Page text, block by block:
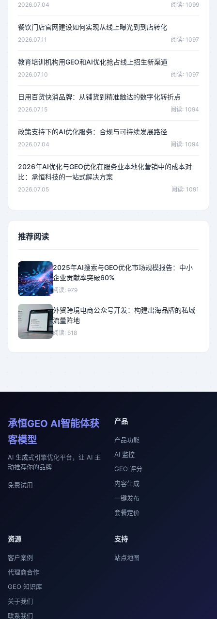
2026.07.04 阅读: 1099
餐饮门店官网建设如何实现从线上曝光到到店转化
2026.07.11 阅读: 1097
教育培训机构用GEO和AI优化抢占线上招生新渠道
2026.07.10 阅读: 1097
日用百货快消品牌：从铺货到精准触达的数字化转折点
2026.07.15 阅读: 1094
政策支持下的AI优化服务：合规与可持续发展路径
2026.07.04 阅读: 1094
2026年AI优化与GEO优化在服务业本地化营销中的成本对
比：承恒科技的一站式解决方案
2026.07.05 阅读: 1091
推荐阅读
2025年AI搜索与GEO优化市场规模报告：中小
企业贡献率突破60%
阅读: 979
外贸跨境电商公众号开发：构建出海品牌的私域
流量阵地
阅读: 618
承恒GEO AI智能体获
客模型
AI 生成式引擎优化平台，让 AI 主
动推荐你的品牌
免费试用
产品
产品功能
AI 监控
GEO 评分
内容生成
一键发布
套餐定价
资源
客户案例
代理商合作
GEO 知识库
关于我们
联系我们
支持
站点地图